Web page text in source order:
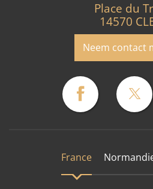
Place du
14570
Neem contact
France